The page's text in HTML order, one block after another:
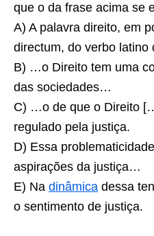
que o da frase acima se
A) A palavra direito, em
directum, do verbo
B) …o Direito tem uma
das sociedades…
C) …o de que o Direito
regulado pela justiça.
D) Essa
aspirações da justiça…
E) Na dinâmica dessa
o sentimento de justiça.